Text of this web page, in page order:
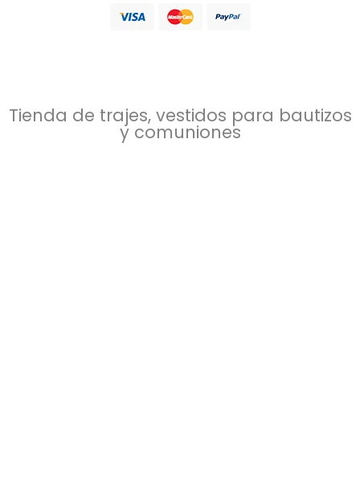
Tienda de trajes, vestidos para bautizos
y comuniones